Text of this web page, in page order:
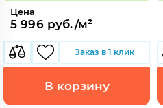
Цена
5 996 руб./м²
Заказ в 1 клик
В корзину